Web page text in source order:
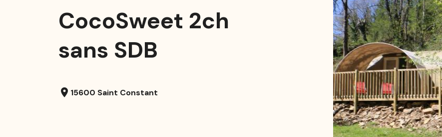
CocoSweet 2ch
sans SDB
location_on 15600 Saint Constant